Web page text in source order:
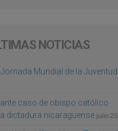
NOTICIAS
Mundial de la Juventud
caso de obispo católico
dictadura nicaragüense julio